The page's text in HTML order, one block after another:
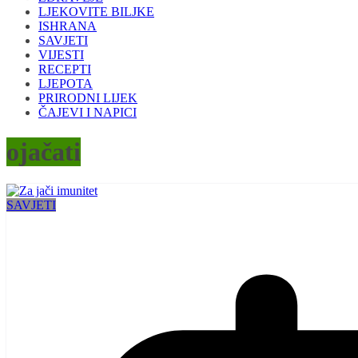
LJEKOVITE BILJKE
ISHRANA
SAVJETI
VIJESTI
RECEPTI
LJEPOTA
PRIRODNI LIJEK
ČAJEVI I NAPICI
ojačati
SAVJETI